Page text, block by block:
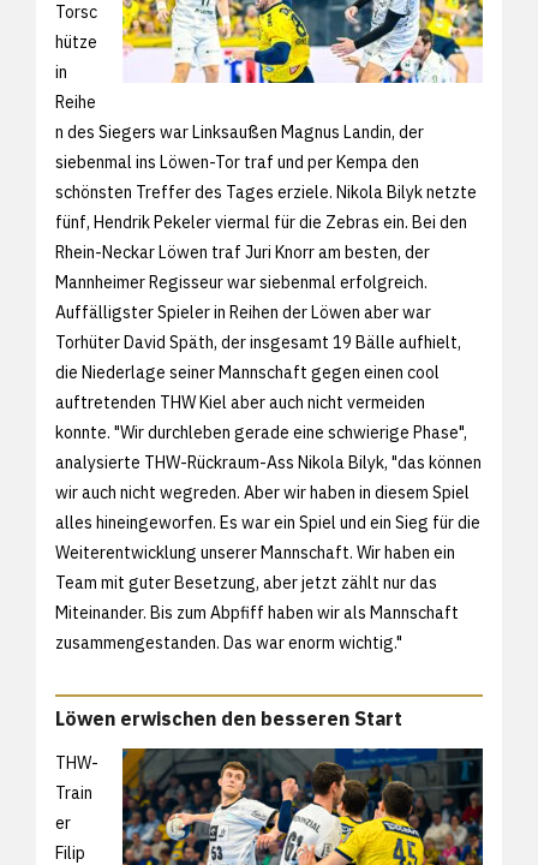
Torsc
hütze
in
Reihe
n des Siegers war Linksaußen Magnus Landin, der
siebenmal ins Löwen-Tor traf und per Kempa den
schönsten Treffer des Tages erziele. Nikola Bilyk netzte
fünf, Hendrik Pekeler viermal für die Zebras ein. Bei den
Rhein-Neckar Löwen traf Juri Knorr am besten, der
Mannheimer Regisseur war siebenmal erfolgreich.
Auffälligster Spieler in Reihen der Löwen aber war
Torhüter David Späth, der insgesamt 19 Bälle aufhielt,
die Niederlage seiner Mannschaft gegen einen cool
auftretenden THW Kiel aber auch nicht vermeiden
konnte. "Wir durchleben gerade eine schwierige Phase",
analysierte THW-Rückraum-Ass Nikola Bilyk, "das können
wir auch nicht wegreden. Aber wir haben in diesem Spiel
alles hineingeworfen. Es war ein Spiel und ein Sieg für die
Weiterentwicklung unserer Mannschaft. Wir haben ein
Team mit guter Besetzung, aber jetzt zählt nur das
Miteinander. Bis zum Abpfiff haben wir als Mannschaft
zusammengestanden. Das war enorm wichtig."
Löwen erwischen den besseren Start
THW-
Train
er
Filip